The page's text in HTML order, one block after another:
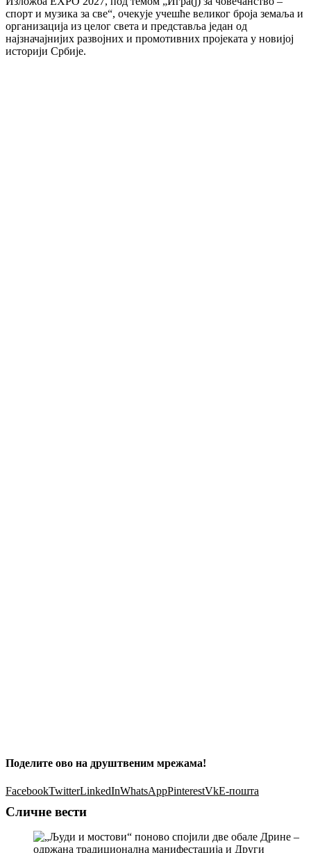
спорт и музика за све“, очекује учешће великог броја земаља и
организација из целог света и представља један од
најзначајнијих развојних и промотивних пројеката у новијој
историји Србије.
Поделите ово на друштвеним мрежама!
FacebookTwitterLinkedInWhatsAppPinterestVkЕ-пошта
Сличне вести